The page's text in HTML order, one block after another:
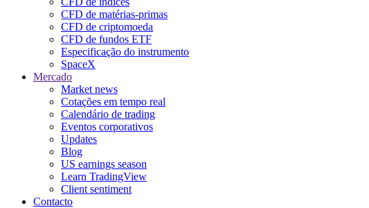
CFD de matérias-primas
CFD de criptomoeda
CFD de fundos ETF
Especificação do instrumento
SpaceX
Mercado
Market news
Cotações em tempo real
Calendário de trading
Eventos corporativos
Updates
Blog
US earnings season
Learn TradingView
Client sentiment
Contacto